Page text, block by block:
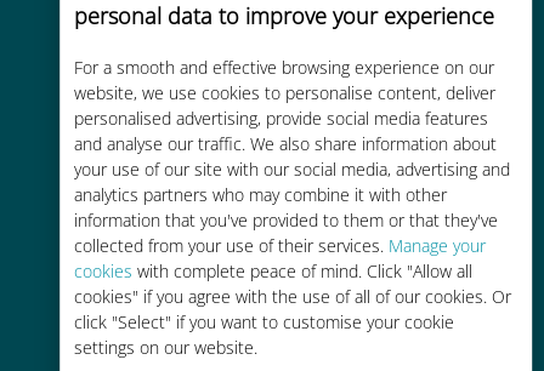
personal data to improve your experience
For a smooth and effective browsing experience on our
website, we use cookies to personalise content, deliver
personalised advertising, provide social media features
and analyse our traffic. We also share information about
your use of our site with our social media, advertising and
analytics partners who may combine it with other
information that you've provided to them or that they've
collected from your use of their services. Manage your
cookies with complete peace of mind. Click "Allow all
cookies" if you agree with the use of all of our cookies. Or
click "Select" if you want to customise your cookie
settings on our website.
destinos
Custo-benefício
Até 90% mais barato do que as
tarifas de roaming de sua
operadora atual